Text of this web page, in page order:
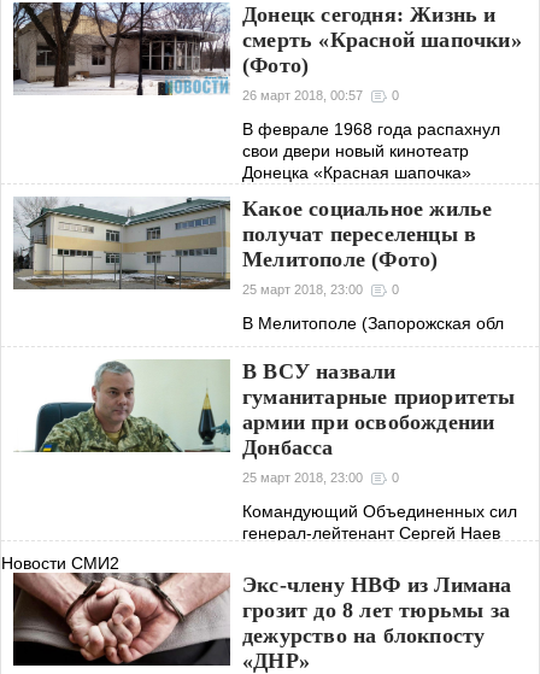
предусмотренные
законодательством для граждан
Украины, а также на специальные
социальные выплаты,
Донецк сегодня: Жизнь и
смерть «Красной шапочки»
(Фото)
26 март 2018, 00:57 0
В феврале 1968 года распахнул
свои двери новый кинотеатр
Донецка «Красная шапочка»
Какое социальное жилье
получат переселенцы в
Мелитополе (Фото)
25 март 2018, 23:00 0
В Мелитополе (Запорожская обл
В ВСУ назвали
гуманитарные приоритеты
армии при освобождении
Донбасса
25 март 2018, 23:00 0
Командующий Объединенных сил
генерал-лейтенант Сергей Наев
Управления ООН по координации
гуманитарной деятельности в
Украине
Новости СМИ2
Экс-члену НВФ из Лимана
грозит до 8 лет тюрьмы за
дежурство на блокпосту
«ДНР»